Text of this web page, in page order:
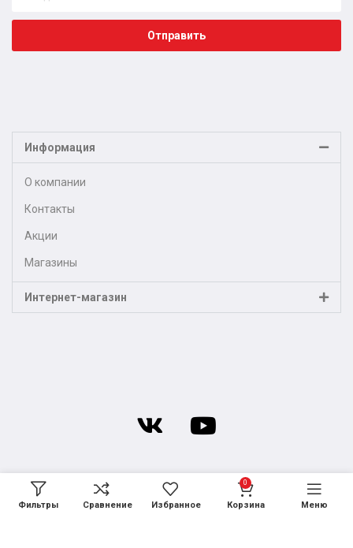
Отправить
Информация
О компании
Контакты
Акции
Магазины
Интернет-магазин
Фильтры Сравнение Избранное
0
Корзина Меню